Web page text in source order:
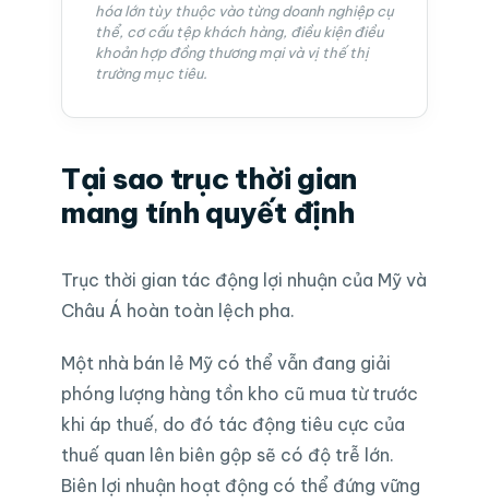
hóa lớn tùy thuộc vào từng doanh nghiệp cụ
thể, cơ cấu tệp khách hàng, điều kiện điều
khoản hợp đồng thương mại và vị thế thị
trường mục tiêu.
Tại sao trục thời gian
mang tính quyết định
Trục thời gian tác động lợi nhuận của Mỹ và
Châu Á hoàn toàn lệch pha.
Một nhà bán lẻ Mỹ có thể vẫn đang giải
phóng lượng hàng tồn kho cũ mua từ trước
khi áp thuế, do đó tác động tiêu cực của
thuế quan lên biên gộp sẽ có độ trễ lớn.
Biên lợi nhuận hoạt động có thể đứng vững